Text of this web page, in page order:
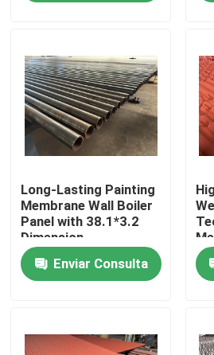
Control de calidad
Contacta con nosotros
Pared de membrana de la
Economizador de la pila de la
Long-Lasting Painting
Membrane Wall Boiler
Panel with 38.1*3.2
Dimension
Enviar Consulta